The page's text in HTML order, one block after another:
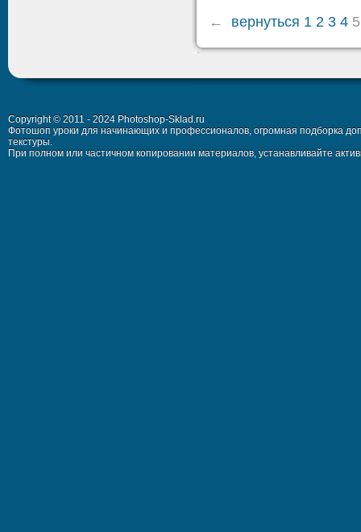
← вернуться 1 2 3 4 5
Copyright © 2011 - 2024 Photoshop-Sklad.ru
Фотошоп уроки для начинающих и профессионалов, огромная подборка
текстуры.
При полном или частичном копировании материалов, устанавливайте